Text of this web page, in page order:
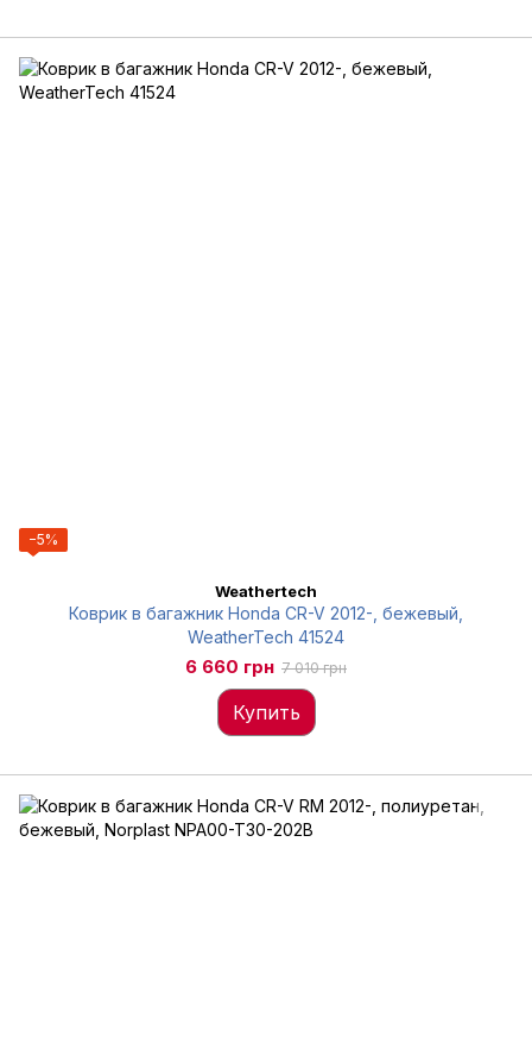
−5%
Weathertech
Коврик в багажник Honda CR-V 2012-, бежевый,
WeatherTech 41524
6 660 грн 7 010 грн
Купить